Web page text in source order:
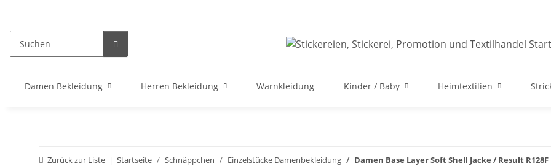
Damen Bekleidung Herren Bekleidung Warnkleidung Kinder / Baby Heimtextilien
Zurück zur Liste Startseite Schnäppchen Einzelstücke Damenbekleidung Damen Base Layer Soft Shell Jacke / Result R128F